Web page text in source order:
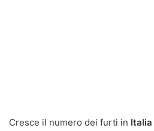
Cresce il numero dei furti in Italia